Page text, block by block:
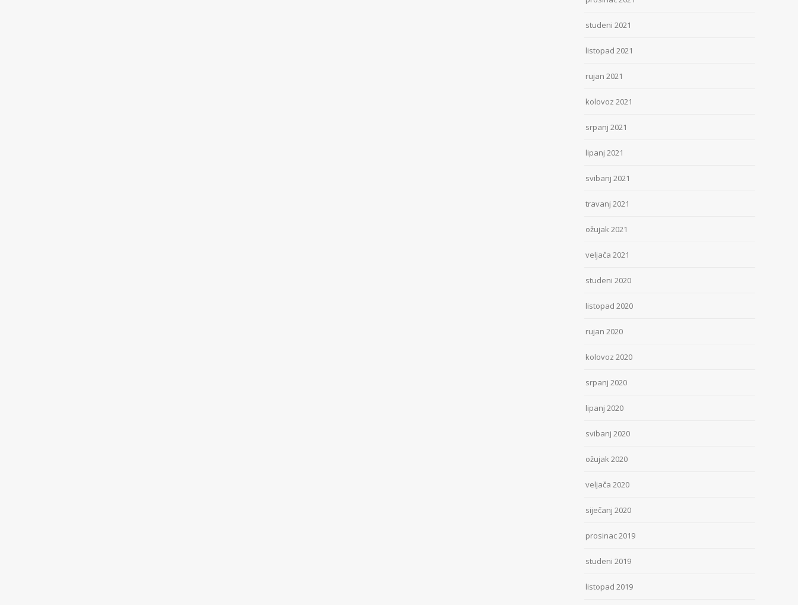
studeni 2021
listopad 2021
rujan 2021
kolovoz 2021
srpanj 2021
lipanj 2021
svibanj 2021
travanj 2021
ožujak 2021
veljača 2021
studeni 2020
listopad 2020
rujan 2020
kolovoz 2020
srpanj 2020
lipanj 2020
svibanj 2020
ožujak 2020
veljača 2020
siječanj 2020
prosinac 2019
studeni 2019
listopad 2019